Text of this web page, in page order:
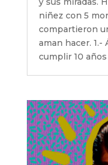
niñez con 5
compartieron
aman hacer. 1.-
cumplir 10 años